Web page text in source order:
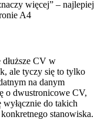
więcej” – najlepiej
A4
CV w
ale tyczy się to tylko
na danym
o dwustronicowe CV,
do takich
stanowiska.